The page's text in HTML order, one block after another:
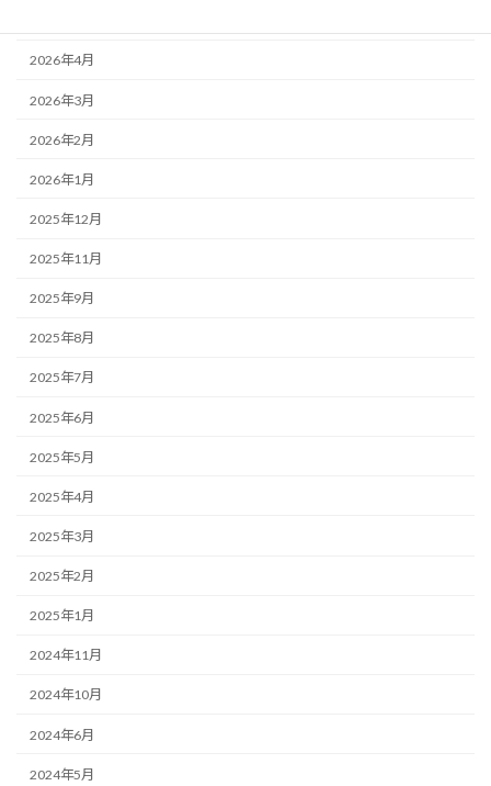
2026年4月
2026年3月
2026年2月
2026年1月
2025年12月
2025年11月
2025年9月
2025年8月
2025年7月
2025年6月
2025年5月
2025年4月
2025年3月
2025年2月
2025年1月
2024年11月
2024年10月
2024年6月
2024年5月